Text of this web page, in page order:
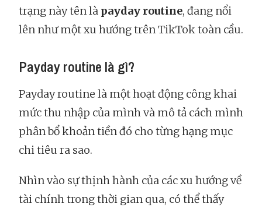
trạng này tên là payday routine, đang nổi
lên như một xu hướng trên TikTok toàn cầu.
Payday routine là gì?
Payday routine là một hoạt động công khai
mức thu nhập của mình và mô tả cách mình
phân bổ khoản tiền đó cho từng hạng mục
chi tiêu ra sao.
Nhìn vào sự thịnh hành của các xu hướng về
tài chính trong thời gian qua, có thể thấy